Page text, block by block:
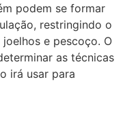
podem se formar
restringindo o
e pescoço. O
as técnicas
irá usar para